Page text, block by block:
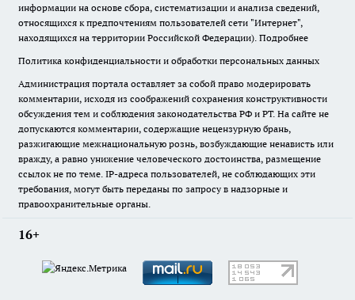
информации на основе сбора, систематизации и анализа сведений,
относящихся к предпочтениям пользователей сети "Интернет",
находящихся на территории Российской Федерации). Подробнее
Политика конфиденциальности и обработки персональных данных
Администрация портала оставляет за собой право модерировать
комментарии, исходя из соображений сохранения конструктивности
обсуждения тем и соблюдения законодательства РФ и РТ. На сайте не
допускаются комментарии, содержащие нецензурную брань,
разжигающие межнациональную рознь, возбуждающие ненависть или
вражду, а равно унижение человеческого достоинства, размещение
ссылок не по теме. IP-адреса пользователей, не соблюдающих эти
требования, могут быть переданы по запросу в надзорные и
правоохранительные органы.
16+